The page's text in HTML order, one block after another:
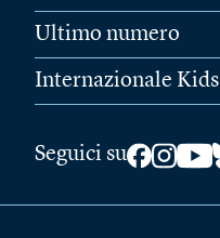
Ultimo numero
Internazionale Kids
Seguici su